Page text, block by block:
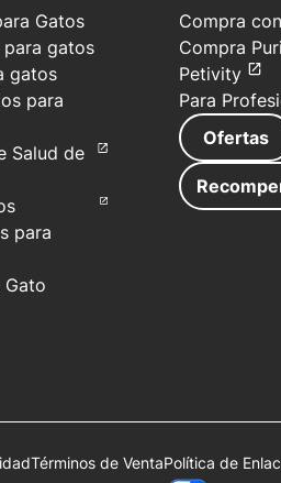
Gatos
gatos
gatos
para
Salud de
para
Gato
Compra
Compra
Petivity
Para
Ofertas
Términos de VentaPolítica de